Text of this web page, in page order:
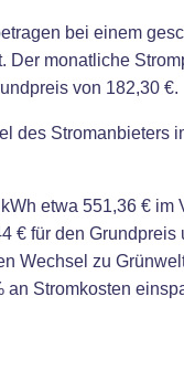
bei einem
Der monatliche
von 182,30 €.
des Stromanbieters
etwa 551,36 € im
€ für den Grundpreis
Wechsel zu
Stromkosten